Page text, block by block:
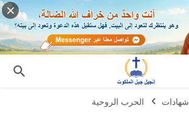
شهادات الحرب الروحية